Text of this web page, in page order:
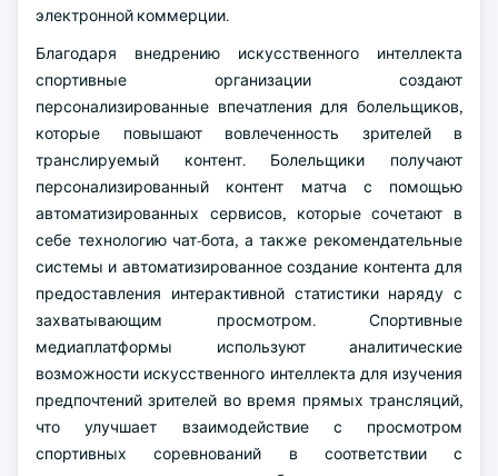
электронной коммерции.
Благодаря внедрению искусственного интеллекта
спортивные организации создают
персонализированные впечатления для болельщиков,
которые повышают вовлеченность зрителей в
транслируемый контент. Болельщики получают
персонализированный контент матча с помощью
автоматизированных сервисов, которые сочетают в
себе технологию чат-бота, а также рекомендательные
системы и автоматизированное создание контента для
предоставления интерактивной статистики наряду с
захватывающим просмотром. Спортивные
медиаплатформы используют аналитические
возможности искусственного интеллекта для изучения
предпочтений зрителей во время прямых трансляций,
что улучшает взаимодействие с просмотром
спортивных соревнований в соответствии с